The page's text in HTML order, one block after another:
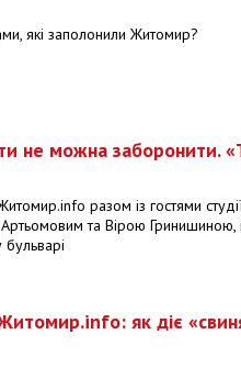
які заполонили Житомир?
не можна
разом із гостями
Артьомовим та Вірою
як діє